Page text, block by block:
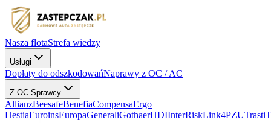
Nasza flotaStrefa wiedzy
Usługi
Dopłaty do odszkodowańNaprawy z OC / AC
Z OC Sprawcy
AllianzBeesafeBenefiaCompensaErgo
HestiaEuroinsEuropaGeneraliGothaerHDIInterRiskLink4PZUTrasti